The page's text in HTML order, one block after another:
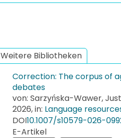
Weitere Bibliotheken
Correction: The corpus of
debates
von: Sarzyńska-Wawer,
2026, in: Language
DOI10.​1007/​s10579-​026-​
E-Artikel